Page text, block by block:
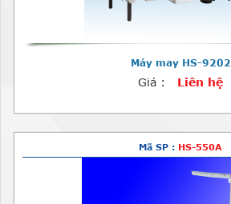
Máy may HS-9202
Giá : Liên hệ
Mã SP : HS-550A